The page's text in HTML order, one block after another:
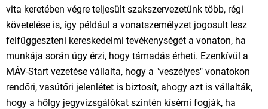
vita keretében végre teljesült szakszervezetünk több, régi
követelése is, így például a vonatszemélyzet jogosult lesz
felfüggeszteni kereskedelmi tevékenységét a vonaton, ha
munkája során úgy érzi, hogy támadás érheti. Ezenkívül a
MÁV-Start vezetése vállalta, hogy a "veszélyes" vonatokon
rendőri, vasútőri jelenlétet is biztosít, ahogy azt is vállalták,
hogy a hölgy jegyvizsgálókat szintén kísérni fogják, ha